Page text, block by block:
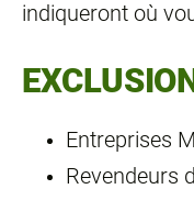
indiqueront où
Entreprises
Revendeurs